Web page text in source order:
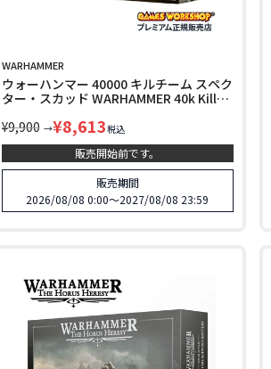
WARHAMMER
ウォーハンマー 40000 キルチーム スペク
ター・スカッド WARHAMMER 40k Kill
¥9,900 →¥8,613税込
販売開始前です。
販売期間
2026/08/08 0:00〜2027/08/08 23:59